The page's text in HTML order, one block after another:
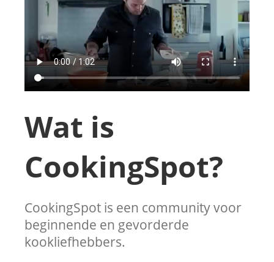
Wat is
CookingSpot?
CookingSpot is een community voor
beginnende en gevorderde
kookliefhebbers.